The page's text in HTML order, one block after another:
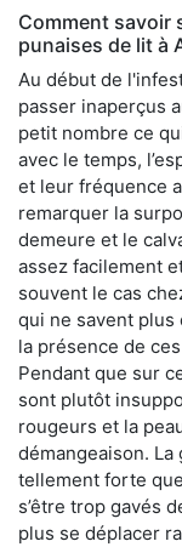
Comment savoir
punaises de lit à
Au début de
passer inaperçus
petit nombre ce
avec le temps,
et leur fréquence
remarquer la
demeure et le
assez facilement
souvent le cas
qui ne savent plus
la présence de
Pendant que sur
sont plutôt
rougeurs et la
démangeaison.
tellement forte
s’être trop gavés
plus se déplacer